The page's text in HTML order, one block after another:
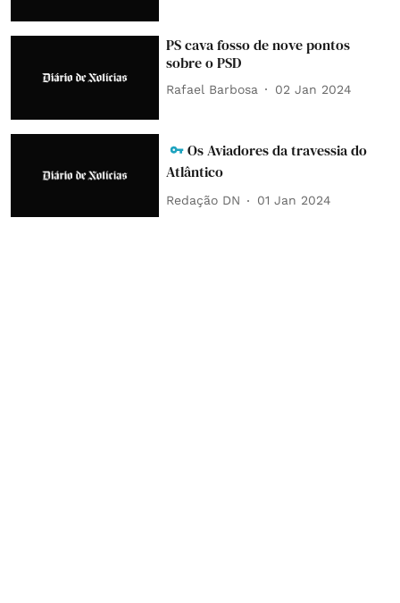
PS cava fosso de nove pontos
sobre o PSD
Rafael Barbosa 02 Jan 2024
Os Aviadores da travessia do
Atlântico
Redação DN 01 Jan 2024